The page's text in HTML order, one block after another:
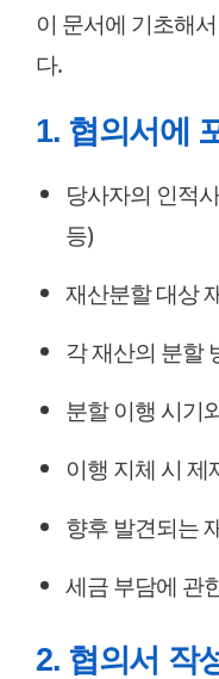
이 문서에 기초해
다.
1. 협의서에
당사자의 인적
등)
재산분할 대상
각 재산의 분할
분할 이행 시기
이행 지체 시 제
향후 발견되는
세금 부담에 관
2. 협의서 작